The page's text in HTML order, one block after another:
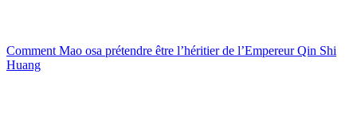
Comment Mao osa prétendre être l’héritier de l’Empereur Qin Shi
Huang